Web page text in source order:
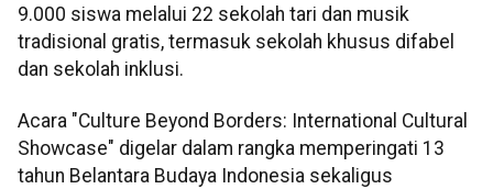
9.000 siswa melalui 22 sekolah tari dan musik
tradisional gratis, termasuk sekolah khusus difabel
dan sekolah inklusi.
Acara "Culture Beyond Borders: International Cultural
Showcase" digelar dalam rangka memperingati 13
tahun Belantara Budaya Indonesia sekaligus